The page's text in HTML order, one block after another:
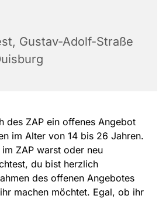
Gustav-Adolf-Straße
des ZAP ein offenes Angebot
im Alter von 14 bis 26 Jahren.
ZAP warst oder neu
du bist herzlich
des offenen Angebotes
machen möchtet. Egal, ob ihr